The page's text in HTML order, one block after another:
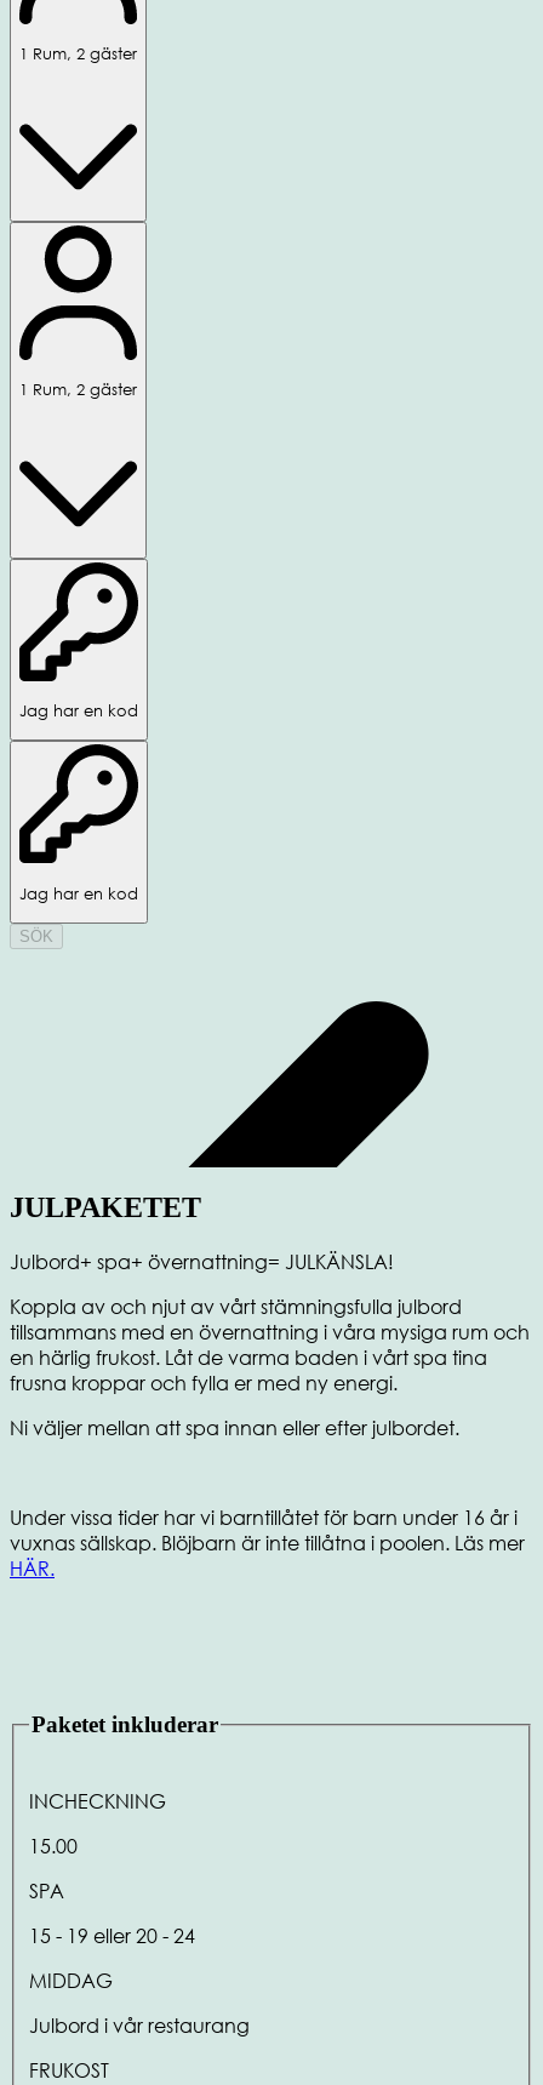
1 Rum, 2 gäster
1 Rum, 2 gäster
Jag har en kod
Jag har en kod
SÖK
JULPAKETET
Julbord+ spa+ övernattning= JULKÄNSLA!
Koppla av och njut av vårt stämningsfulla julbord
tillsammans med en övernattning i våra mysiga rum och
en härlig frukost. Låt de varma baden i vårt spa tina
frusna kroppar och fylla er med ny energi.
Ni väljer mellan att spa innan eller efter julbordet.
Under vissa tider har vi barntillåtet för barn under 16 år i
vuxnas sällskap. Blöjbarn är inte tillåtna i poolen. Läs mer
HÄR.
Paketet inkluderar
INCHECKNING
15.00
SPA
15 - 19 eller 20 - 24
MIDDAG
Julbord i vår restaurang
FRUKOST